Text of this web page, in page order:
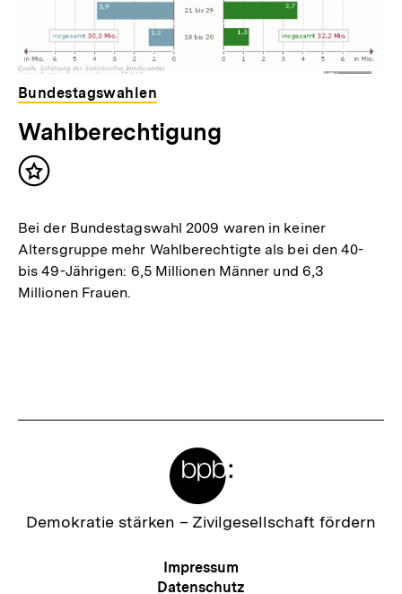
Bundestagswahlen
Wahlberechtigung
Inhalt
Bei der Bundestagswahl 2009 waren in keiner
Altersgruppe mehr Wahlberechtigte als bei den 40-
bis 49-Jährigen: 6,5 Millionen Männer und 6,3
Millionen Frauen.
Zur
Demokratie stärken – Zivilgesellschaft fördern
Meta-
Navigation
Impressum
Datenschutz